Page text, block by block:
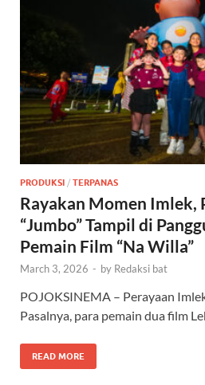
PRODUKSI / TERPANAS
Rayakan Momen Imlek,
“Jumbo” Tampil di
Pemain Film “Na Willa”
March 3, 2026 - by Redaksi bat
POJOKSINEMA – Perayaan
Pasalnya, para pemain dua film
READ MORE